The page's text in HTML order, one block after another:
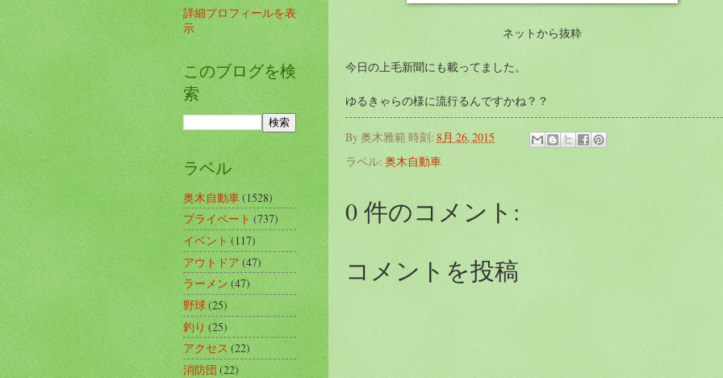
ネットから抜粋
今日の上毛新聞にも載ってました。
ゆるきゃらの様に流行るんですかね？？
By奥木雅範 時刻: 8月 26, 2015
ラベル: 奥木自動車
0 件のコメント:
コメントを投稿
詳細プロフィールを表
示
このブログを検
索
ラベル
奥木自動車(1528)
プライベート(737)
イベント(117)
アウトドア(47)
ラーメン(47)
野球(25)
釣り(25)
アクセス(22)
消防団(22)